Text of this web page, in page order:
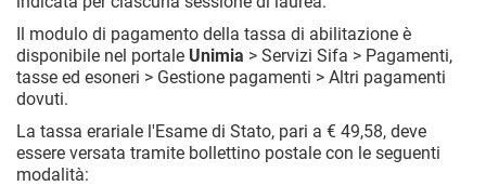
Il modulo di pagamento della tassa di abilitazione è
disponibile nel portale Unimia > Servizi Sifa > Pagamenti,
tasse ed esoneri > Gestione pagamenti > Altri pagamenti
dovuti.
La tassa erariale l'Esame di Stato, pari a € 49,58, deve
essere versata tramite bollettino postale con le seguenti
modalità: